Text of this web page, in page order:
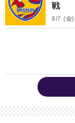
戦
8/7 (金